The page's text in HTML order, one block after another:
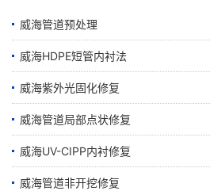
威海管道预处理
威海HDPE短管内衬法
威海紫外光固化修复
威海管道局部点状修复
威海UV-CIPP内衬修复
威海管道非开挖修复